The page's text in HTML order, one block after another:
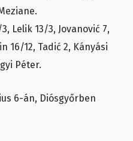
Lelik 13/3, Jovanović 7,
16/12, Tadić 2, Kányási
Péter.
6-án, Diósgyőrben